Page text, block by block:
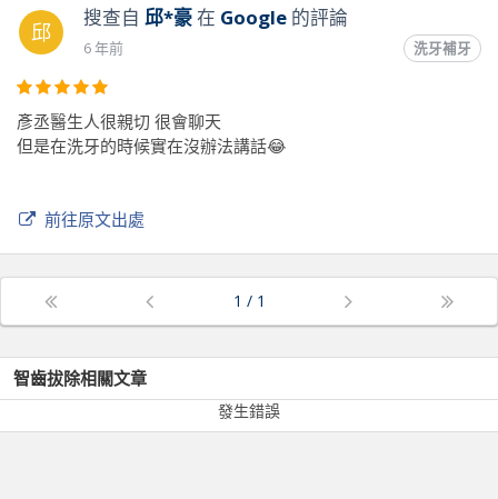
邱
搜查自 邱*豪在 Google的評論
6 年前 洗牙補牙
彥丞醫生人很親切 很會聊天
但是在洗牙的時候實在沒辦法講話😂
前往原文出處
1 / 1
智齒拔除相關文章
發生錯誤